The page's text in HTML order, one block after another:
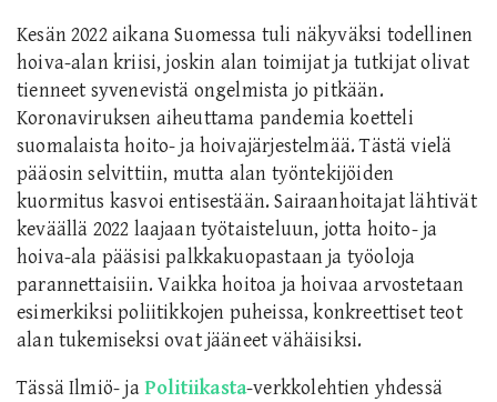
Kesän 2022 aikana Suomessa tuli näkyväksi todellinen
hoiva-alan kriisi, joskin alan toimijat ja tutkijat olivat
tienneet syvenevistä ongelmista jo pitkään.
Koronaviruksen aiheuttama pandemia koetteli
suomalaista hoito- ja hoivajärjestelmää. Tästä vielä
pääosin selvittiin, mutta alan työntekijöiden
kuormitus kasvoi entisestään. Sairaanhoitajat lähtivät
keväällä 2022 laajaan työtaisteluun, jotta hoito- ja
hoiva-ala pääsisi palkkakuopastaan ja työoloja
parannettaisiin. Vaikka hoitoa ja hoivaa arvostetaan
esimerkiksi poliitikkojen puheissa, konkreettiset teot
alan tukemiseksi ovat jääneet vähäisiksi.
Tässä Ilmiö- jaPolitiikasta-verkkolehtien yhdessä